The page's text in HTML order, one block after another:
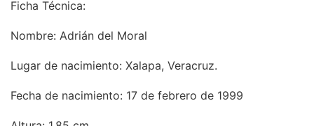
Ficha Técnica:
Nombre: Adrián del Moral
Lugar de nacimiento: Xalapa, Veracruz.
Fecha de nacimiento: 17 de febrero de 1999